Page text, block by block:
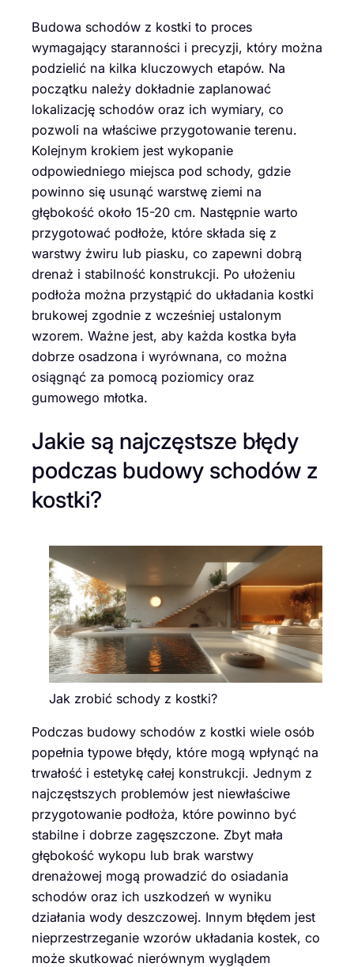
Budowa schodów z kostki to proces
wymagający staranności i precyzji, który można
podzielić na kilka kluczowych etapów. Na
początku należy dokładnie zaplanować
lokalizację schodów oraz ich wymiary, co
pozwoli na właściwe przygotowanie terenu.
Kolejnym krokiem jest wykopanie
odpowiedniego miejsca pod schody, gdzie
powinno się usunąć warstwę ziemi na
głębokość około 15-20 cm. Następnie warto
przygotować podłoże, które składa się z
warstwy żwiru lub piasku, co zapewni dobrą
drenaż i stabilność konstrukcji. Po ułożeniu
podłoża można przystąpić do układania kostki
brukowej zgodnie z wcześniej ustalonym
wzorem. Ważne jest, aby każda kostka była
dobrze osadzona i wyrównana, co można
osiągnąć za pomocą poziomicy oraz
gumowego młotka.
Jakie są najczęstsze błędy
podczas budowy schodów z
kostki?
Jak zrobić schody z kostki?
Podczas budowy schodów z kostki wiele osób
popełnia typowe błędy, które mogą wpłynąć na
trwałość i estetykę całej konstrukcji. Jednym z
najczęstszych problemów jest niewłaściwe
przygotowanie podłoża, które powinno być
stabilne i dobrze zagęszczone. Zbyt mała
głębokość wykopu lub brak warstwy
drenażowej mogą prowadzić do osiadania
schodów oraz ich uszkodzeń w wyniku
działania wody deszczowej. Innym błędem jest
nieprzestrzeganie wzorów układania kostek, co
może skutkować nierównym wyglądem